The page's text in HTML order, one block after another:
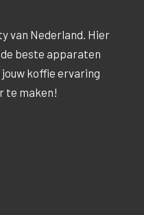
van Nederland. Hier
beste apparaten
koffie ervaring
te maken!